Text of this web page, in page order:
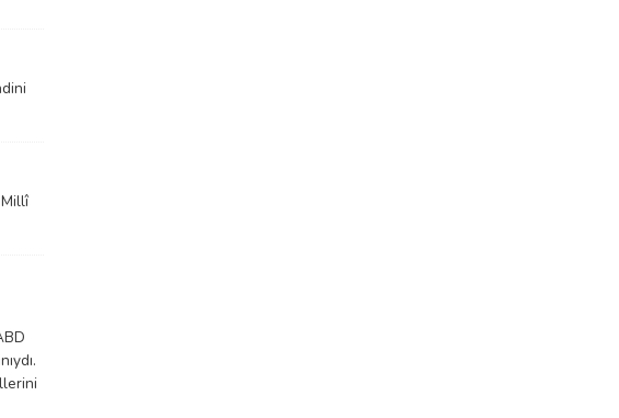
Millî